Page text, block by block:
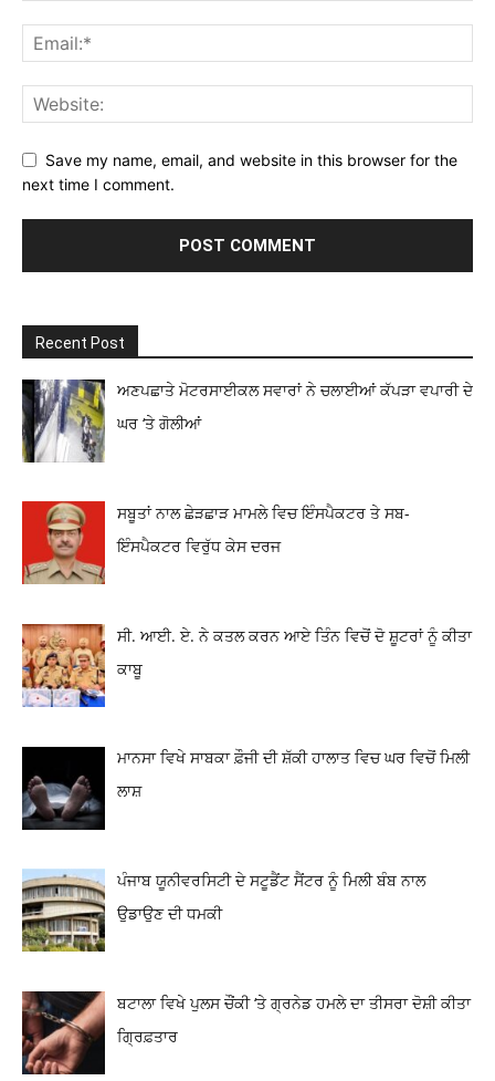
Save my name, email, and website in this browser for the
next time I comment.
Recent Post
ਅਣਪਛਾਤੇ ਮੋਟਰਸਾਈਕਲ ਸਵਾਰਾਂ ਨੇ ਚਲਾਈਆਂ ਕੱਪੜਾ ਵਪਾਰੀ ਦੇ
ਘਰ ‘ਤੇ ਗੋਲੀਆਂ
ਸਬੂਤਾਂ ਨਾਲ ਛੇੜਛਾੜ ਮਾਮਲੇ ਵਿਚ ਇੰਸਪੈਕਟਰ ਤੇ ਸਬ-
ਇੰਸਪੈਕਟਰ ਵਿਰੁੱਧ ਕੇਸ ਦਰਜ
ਸੀ. ਆਈ. ਏ. ਨੇ ਕਤਲ ਕਰਨ ਆਏ ਤਿੰਨ ਵਿਚੋਂ ਦੋ ਸ਼ੂਟਰਾਂ ਨੂੰ ਕੀਤਾ
ਕਾਬੂ
ਮਾਨਸਾ ਵਿਖੇ ਸਾਬਕਾ ਫ਼ੌਜੀ ਦੀ ਸ਼ੱਕੀ ਹਾਲਾਤ ਵਿਚ ਘਰ ਵਿਚੋਂ ਮਿਲੀ
ਲਾਸ਼
ਪੰਜਾਬ ਯੂਨੀਵਰਸਿਟੀ ਦੇ ਸਟੂਡੈਂਟ ਸੈਂਟਰ ਨੂੰ ਮਿਲੀ ਬੰਬ ਨਾਲ
ਉਡਾਉਣ ਦੀ ਧਮਕੀ
ਬਟਾਲਾ ਵਿਖੇ ਪੁਲਸ ਚੌਂਕੀ ‘ਤੇ ਗ੍ਰਨੇਡ ਹਮਲੇ ਦਾ ਤੀਸਰਾ ਦੋਸ਼ੀ ਕੀਤਾ
ਗ੍ਰਿਫ਼ਤਾਰ